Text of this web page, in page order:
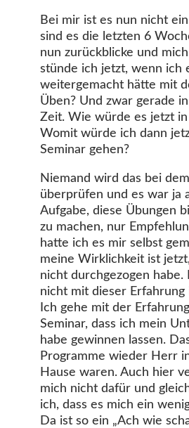
Bei mir ist es nun nicht
sind es die letzten 6
nun zurückblicke und
stünde ich jetzt, wenn ich
weitergemacht hätte mit
Üben? Und zwar gerade
Zeit. Wie würde es jetzt in
Womit würde ich dann
Seminar gehen?
Niemand wird das bei
überprüfen und es war ja
Aufgabe, diese Übungen
zu machen, nur
hatte ich es mir selbst
meine Wirklichkeit ist
nicht durchgezogen habe.
nicht mit dieser Erfahrung
Ich gehe mit der
Seminar, dass ich mein
habe gewinnen lassen.
Programme wieder Herr
Hause waren. Auch hier
mich nicht dafür und
ich, dass es mich ein
Da ist so ein „Ach wie